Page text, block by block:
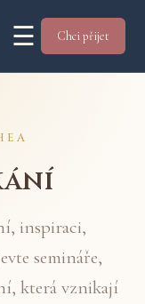
☰ Chci přijet
inspiraci,
semináře,
která vznikají